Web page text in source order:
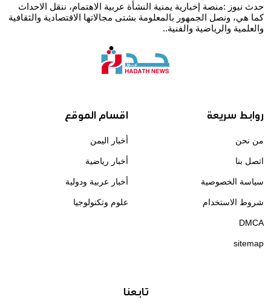
حدث نيوز :منصة إخبارية يمنية النشأة عربية الاهتمام، ننقل الاحداث
كما هي، ونصل الجمهور بالمعلومة بشتى مجالاتها الاقتصادية والثقافية
والعلمية والرياضية والفنية..
روابط سريعة
من نحن
اتصل بنا
سياسة الخصوصية
شروط الاستخدام
DMCA
sitemap
اقسام الموقع
أخبار اليمن
أخبار رياضية
أخبار عربية ودولية
علوم وتكنولوجيا
تابعنا